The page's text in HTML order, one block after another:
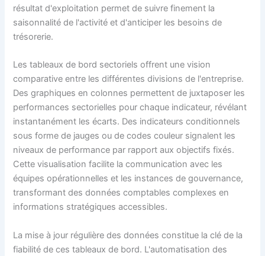
résultat d'exploitation permet de suivre finement la
saisonnalité de l'activité et d'anticiper les besoins de
trésorerie.
Les tableaux de bord sectoriels offrent une vision
comparative entre les différentes divisions de l'entreprise.
Des graphiques en colonnes permettent de juxtaposer les
performances sectorielles pour chaque indicateur, révélant
instantanément les écarts. Des indicateurs conditionnels
sous forme de jauges ou de codes couleur signalent les
niveaux de performance par rapport aux objectifs fixés.
Cette visualisation facilite la communication avec les
équipes opérationnelles et les instances de gouvernance,
transformant des données comptables complexes en
informations stratégiques accessibles.
La mise à jour régulière des données constitue la clé de la
fiabilité de ces tableaux de bord. L'automatisation des